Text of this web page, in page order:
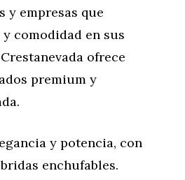
y empresas que
comodidad en sus
ofrece
premium y
y potencia, con
enchufables.